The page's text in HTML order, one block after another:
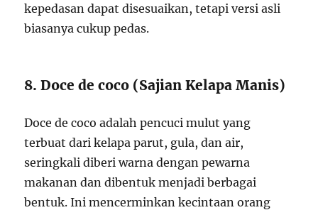
kepedasan dapat disesuaikan, tetapi versi asli
biasanya cukup pedas.
8. Doce de coco (Sajian Kelapa Manis)
Doce de coco adalah pencuci mulut yang
terbuat dari kelapa parut, gula, dan air,
seringkali diberi warna dengan pewarna
makanan dan dibentuk menjadi berbagai
bentuk. Ini mencerminkan kecintaan orang